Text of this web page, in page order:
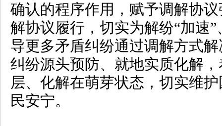
确认的程序作用，赋予调解协
解协议履行，切实为解纷“加速”
导更多矛盾纠纷通过调解方式
纠纷源头预防、就地实质化解
层、化解在萌芽状态，切实维
民安宁。